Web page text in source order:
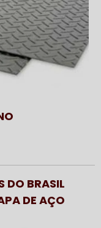
DO BRASIL
DE AÇO